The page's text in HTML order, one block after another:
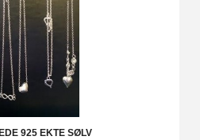
925 EKTE SØLV